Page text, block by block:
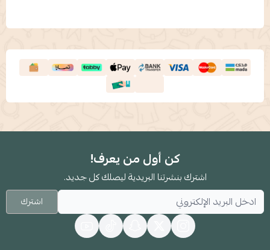
كن أول من يعرف!
اشترك بنشرتنا البريدية ليصلك كل جديد.
اشترك